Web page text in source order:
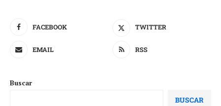
FACEBOOK TWITTER
EMAIL RSS
Buscar
BUSCAR